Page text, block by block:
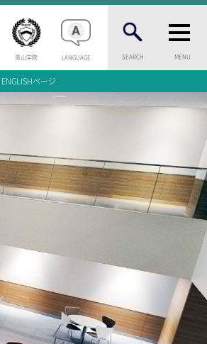
青山学院 LANGUAGE SEARCH MENU
INFORMATION
総合案内
お問い合わせ
キャンパスマップ
アクセスマップ
緊急・災害時の対応
ENGLISHページ
採用情報
地の塩、世の光（スクールモットー）
ENGLISHページ